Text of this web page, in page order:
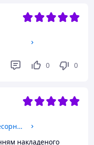
0 0
Інгалятор 2B BR-CN143 | Компресорний | Для дітей та дорослих | 2 маски | Гарантія 2 роки
накладеного